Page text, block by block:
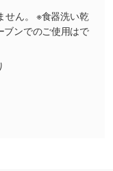
見る
い／塗り足
小さい場
ば拡張が可
せん。 ※食器洗い乾
ブンでのご使用はで